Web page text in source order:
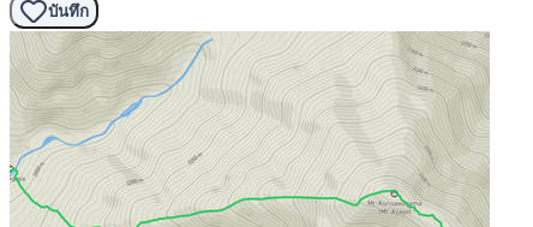
บันทึก